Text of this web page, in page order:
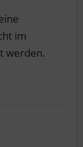
im
werden.